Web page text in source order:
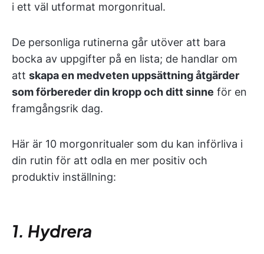
i ett väl utformat morgonritual.
De personliga rutinerna går utöver att bara
bocka av uppgifter på en lista; de handlar om
att skapa en medveten uppsättning åtgärder
som förbereder din kropp och ditt sinne för en
framgångsrik dag.
Här är 10 morgonritualer som du kan införliva i
din rutin för att odla en mer positiv och
produktiv inställning:
1. Hydrera